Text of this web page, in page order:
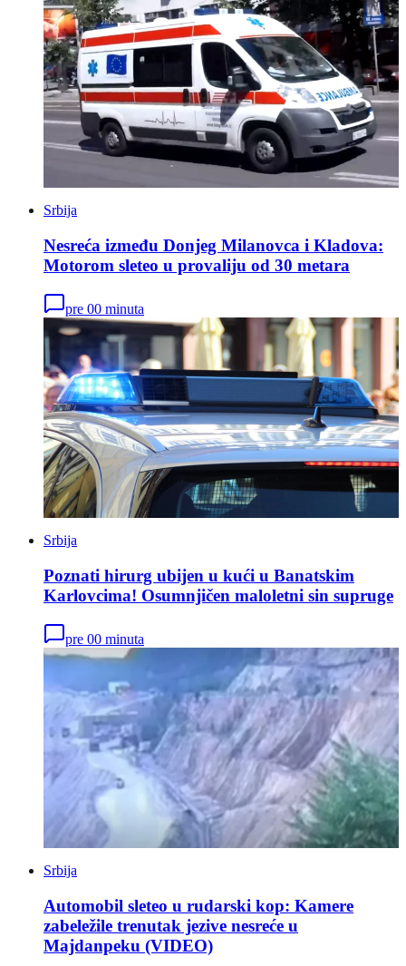
Srbija
Nesreća između Donjeg Milanovca i Kladova:
Motorom sleteo u provaliju od 30 metara
pre 00 minuta
Srbija
Poznati hirurg ubijen u kući u Banatskim
Karlovcima! Osumnjičen maloletni sin supruge
pre 00 minuta
Srbija
Automobil sleteo u rudarski kop: Kamere
zabeležile trenutak jezive nesreće u
Majdanpeku (VIDEO)